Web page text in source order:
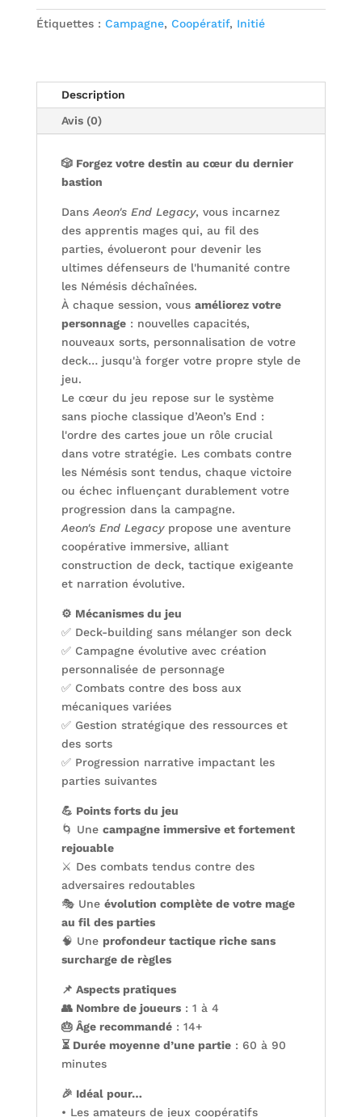
Étiquettes : Campagne, Coopératif, Initié
Description
Avis (0)
🎲 Forgez votre destin au cœur du dernier
bastion
Dans Aeon's End Legacy, vous incarnez
des apprentis mages qui, au fil des
parties, évolueront pour devenir les
ultimes défenseurs de l'humanité contre
les Némésis déchaînées.
À chaque session, vous améliorez votre
personnage: nouvelles capacités,
nouveaux sorts, personnalisation de votre
deck… jusqu'à forger votre propre style de
jeu.
Le cœur du jeu repose sur le système
sans pioche classique d’Aeon’s End :
l'ordre des cartes joue un rôle crucial
dans votre stratégie. Les combats contre
les Némésis sont tendus, chaque victoire
ou échec influençant durablement votre
progression dans la campagne.
Aeon's End Legacypropose une aventure
coopérative immersive, alliant
construction de deck, tactique exigeante
et narration évolutive.
⚙️ Mécanismes du jeu
✅ Deck-building sans mélanger son deck
✅ Campagne évolutive avec création
personnalisée de personnage
✅ Combats contre des boss aux
mécaniques variées
✅ Gestion stratégique des ressources et
des sorts
✅ Progression narrative impactant les
parties suivantes
💪 Points forts du jeu
🌀 Une campagne immersive et fortement
rejouable
⚔️ Des combats tendus contre des
adversaires redoutables
🎭 Une évolution complète de votre mage
au fil des parties
🧠 Une profondeur tactique riche sans
surcharge de règles
📌 Aspects pratiques
👥 Nombre de joueurs: 1 à 4
🎂 Âge recommandé: 14+
⏳ Durée moyenne d’une partie: 60 à 90
minutes
🎉 Idéal pour…
• Les amateurs de jeux coopératifs